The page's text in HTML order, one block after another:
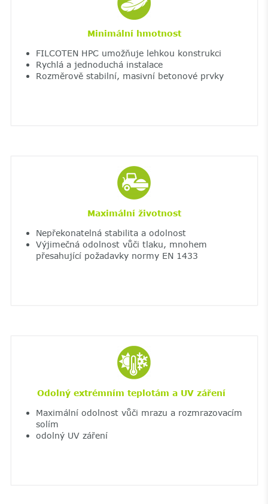
Minimální hmotnost
FILCOTEN HPC umožňuje lehkou konstrukci
Rychlá a jednoduchá instalace
Rozměrově stabilní, masivní betonové prvky
Maximální životnost
Nepřekonatelná stabilita a odolnost
Výjimečná odolnost vůči tlaku, mnohem
přesahující požadavky normy EN 1433
Odolný extrémním teplotám a UV záření
Maximální odolnost vůči mrazu a rozmrazovacím
solím
odolný UV záření